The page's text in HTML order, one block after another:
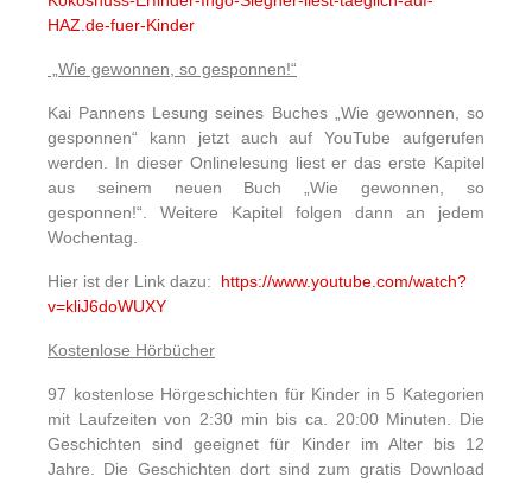
HAZ.de-fuer-Kinder
„Wie gewonnen, so gesponnen!“
Kai Pannens Lesung seines Buches „Wie gewonnen, so
gesponnen“ kann jetzt auch auf YouTube aufgerufen
werden. In dieser Onlinelesung liest er das erste Kapitel
aus seinem neuen Buch „Wie gewonnen, so
gesponnen!“. Weitere Kapitel folgen dann an jedem
Wochentag.
Hier ist der Link dazu: https://www.youtube.com/watch?
v=kliJ6doWUXY
Kostenlose Hörbücher
97 kostenlose Hörgeschichten für Kinder in 5 Kategorien
mit Laufzeiten von 2:30 min bis ca. 20:00 Minuten. Die
Geschichten sind geeignet für Kinder im Alter bis 12
Jahre. Die Geschichten dort sind zum gratis Download